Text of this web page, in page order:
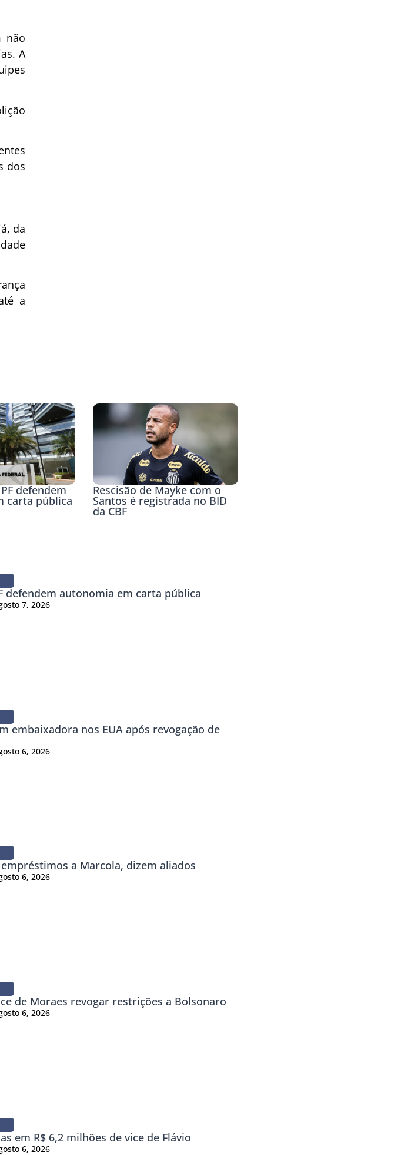
não
A
dos
da
a
defendem
carta pública
Rescisão de Mayke com o
Santos é registrada no BID
da CBF
defendem autonomia em carta pública
7, 2026
embaixadora nos EUA após revogação de
6, 2026
a Marcola, dizem aliados
6, 2026
de Moraes revogar restrições a Bolsonaro
6, 2026
em R$ 6,2 milhões de vice de Flávio
6, 2026